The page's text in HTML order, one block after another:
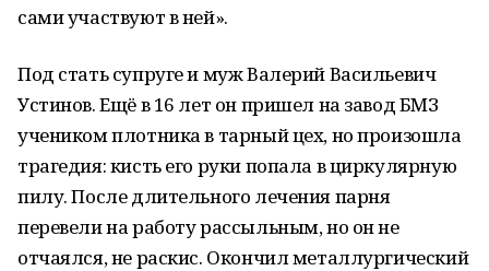
сами участвуют в ней».
Под стать супруге и муж Валерий Васильевич
Устинов. Ещё в 16 лет он пришел на завод БМЗ
учеником плотника в тарный цех, но произошла
трагедия: кисть его руки попала в циркулярную
пилу. После длительного лечения парня
перевели на работу рассыльным, но он не
отчаялся, не раскис. Окончил металлургический